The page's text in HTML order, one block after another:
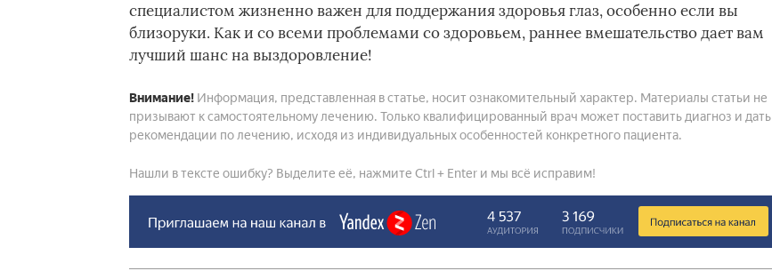
специалистом жизненно важен для поддержания здоровья глаз, особенно если вы
близоруки. Как и со всеми проблемами со здоровьем, раннее вмешательство дает вам
лучший шанс на выздоровление!
Внимание!Информация, представленная в статье, носит ознакомительный характер. Материалы статьи не
призывают к самостоятельному лечению. Только квалифицированный врач может поставить диагноз и дать
рекомендации по лечению, исходя из индивидуальных особенностей конкретного пациента.
Нашли в тексте ошибку? Выделите её, нажмите Ctrl + Enter и мы всё исправим!